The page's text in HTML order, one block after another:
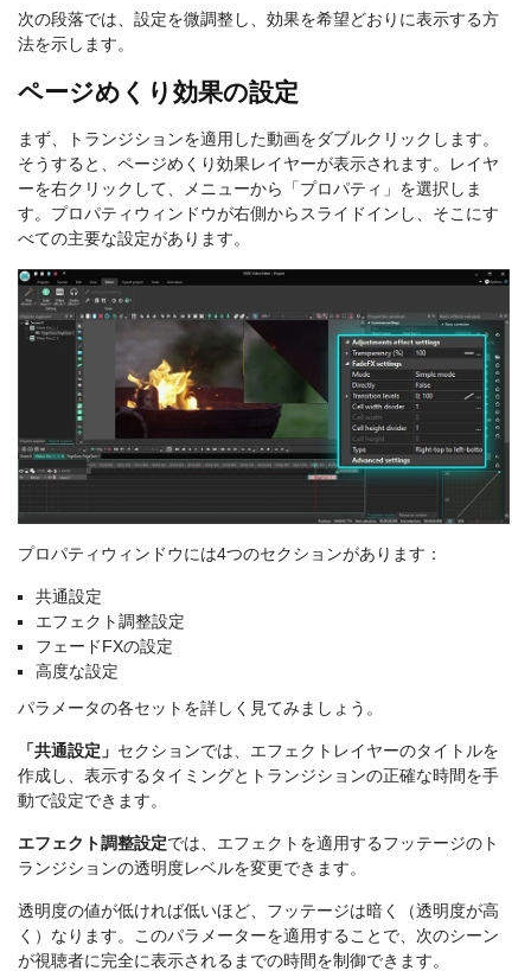
次の段落では、設定を微調整し、効果を希望どおりに表示する方
法を示します。
ページめくり効果の設定
まず、トランジションを適用した動画をダブルクリックします。
そうすると、ページめくり効果レイヤーが表示されます。レイヤ
ーを右クリックして、メニューから「プロパティ」を選択しま
す。プロパティウィンドウが右側からスライドインし、そこにす
べての主要な設定があります。
プロパティウィンドウには4つのセクションがあります：
共通設定
エフェクト調整設定
フェードFXの設定
高度な設定
パラメータの各セットを詳しく見てみましょう。
「共通設定」 セクションでは、エフェクトレイヤーのタイトルを
作成し、表示するタイミングとトランジションの正確な時間を手
動で設定できます。
エフェクト調整設定では、エフェクトを適用するフッテージのト
ランジションの透明度レベルを変更できます。
透明度の値が低ければ低いほど、フッテージは暗く（透明度が高
く）なります。このパラメーターを適用することで、次のシーン
が視聴者に完全に表示されるまでの時間を制御できます。